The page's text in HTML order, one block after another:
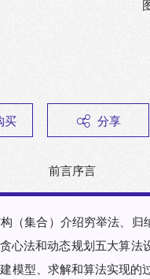
买 分享
前言序言
（集合）介绍穷举法、
心法和动态规划五大算
模型、求解和算法实现